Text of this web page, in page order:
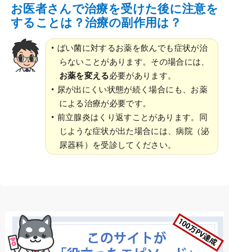
お医者さんで治療を受けた後に注意を
することは？治療の副作用は？
ばい菌に対するお薬を飲んでも症状が治
らないことがあります。その場合には、
お薬を変える必要があります。
尿が出にくい状態が続く場合にも、お薬
による治療が必要です。
前立腺炎はくり返すことがあります。同
じような症状が出た場合には、病院（泌
尿器科）を受診してください。